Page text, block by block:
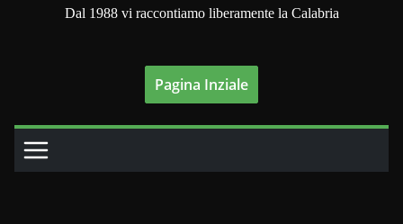
Dal 1988 vi raccontiamo liberamente la Calabria
Pagina Inziale